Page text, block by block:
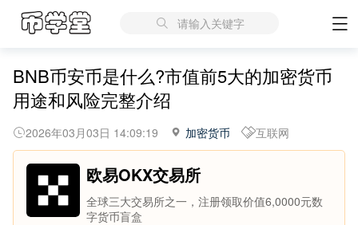
请输入关键字
BNB币安币是什么?市值前5大的加密货币
用途和风险完整介绍
2026年03月03日 14:09:19 加密货币 互联网
欧易OKX交易所
全球三大交易所之一，注册领取价值6,0000元数
字货币盲盒